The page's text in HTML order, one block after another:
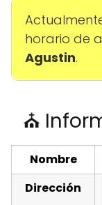
horario de
Agustin.
⛪
Nombre
Dirección